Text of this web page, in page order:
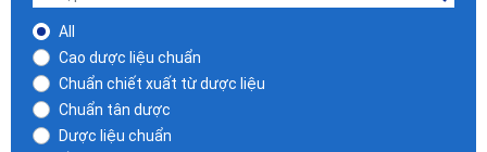
All
Cao dược liệu chuẩn
Chuẩn chiết xuất từ dược liệu
Chuẩn tân dược
Dược liệu chuẩn